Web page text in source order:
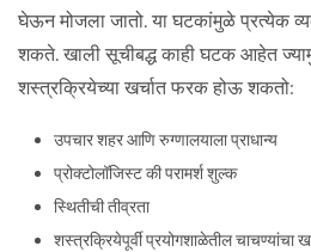
घेऊन मोजला जातो. या घटकांमुळे प्रत्येक
शकते. खाली सूचीबद्ध काही घटक आहेत
शस्त्रक्रियेच्या खर्चात फरक होऊ शकतो:
उपचार शहर आणि रुग्णालयाला प्राधान्य
प्रोक्टोलॉजिस्ट की परामर्श शुल्क
स्थितीची तीव्रता
शस्त्रक्रियेपूर्वी प्रयोगशाळेतील चाचण्यांचा